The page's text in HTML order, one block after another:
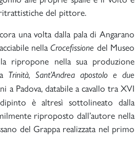
del pittore.
una volta dalla pala di Angarano
nellaCrocefissione del Museo
ripropone nella sua produzione
Trinità, Sant’Andrea apostolo e due
a Padova, databile a cavallo tra XVI
è altresì sottolineato dalla
riproposto dall’autore nella
del Grappa realizzata nel primo